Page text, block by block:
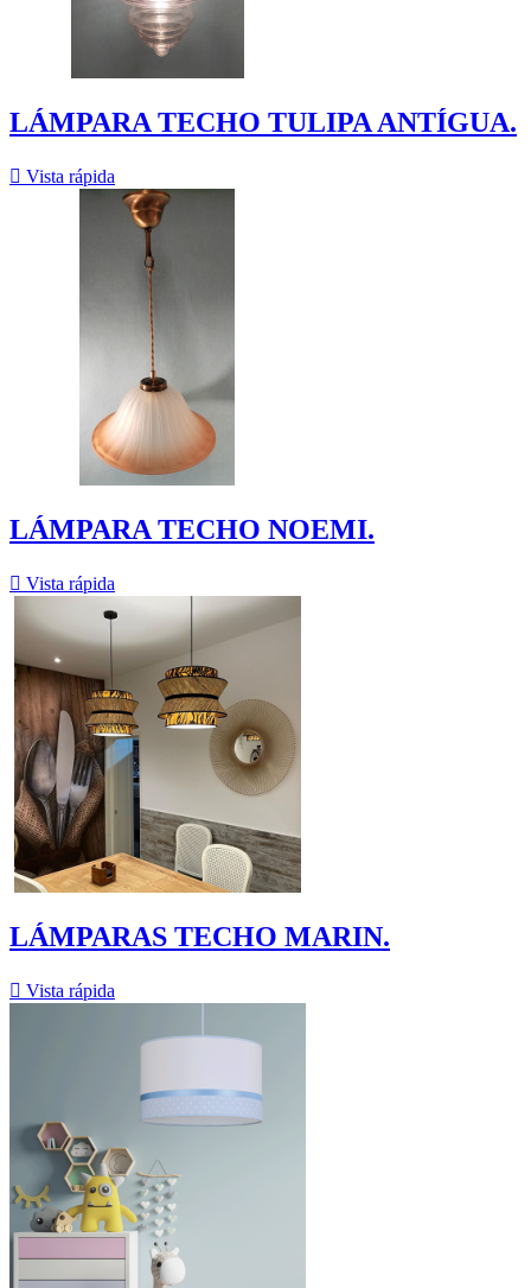
LÁMPARA TECHO TULIPA ANTÍGUA.
 Vista rápida
LÁMPARA TECHO NOEMI.
 Vista rápida
LÁMPARAS TECHO MARIN.
 Vista rápida